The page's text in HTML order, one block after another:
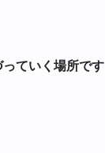
ていく場所です